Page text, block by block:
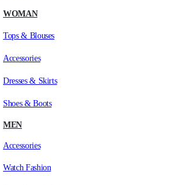
WOMAN
Tops & Blouses
Accessories
Dresses & Skirts
Shoes & Boots
MEN
Accessories
Watch Fashion